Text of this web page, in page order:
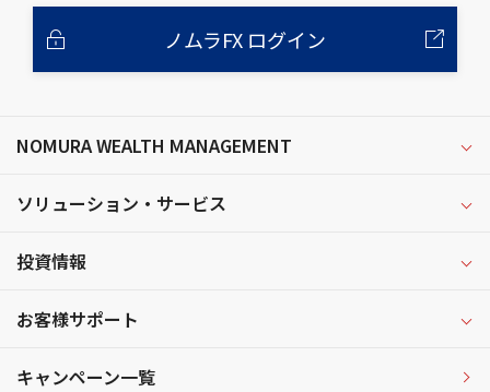
ノムラFX ログイン
NOMURA WEALTH MANAGEMENT
ソリューション・サービス
投資情報
お客様サポート
キャンペーン一覧